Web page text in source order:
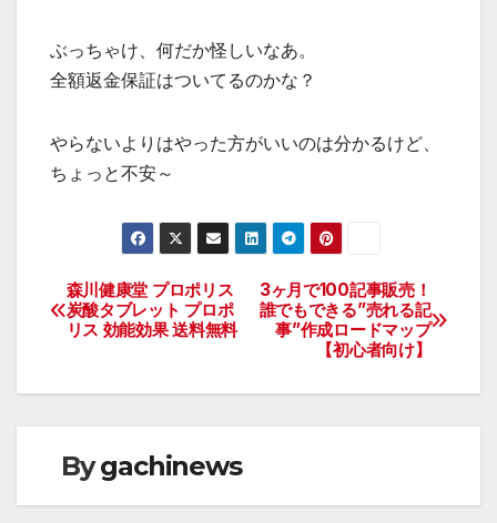
ぶっちゃけ、何だか怪しいなあ。
全額返金保証はついてるのかな？
やらないよりはやった方がいいのは分かるけど、
ちょっと不安～
投
稿
ナ
ゲ
3ヶ月で100記事販売！
誰でもできる”売れる記
事”作成ロードマップ
【初心者向け】
森川健康堂 プロポリス
炭酸タブレット プロポ
リス 効能効果 送料無料
Bygachinews